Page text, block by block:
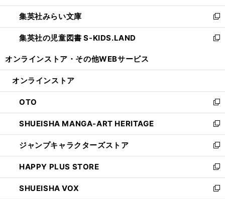
開
く
ウ
で
開
く
ン
ド
ウ
で
ウ
ィ
ン
ド
開
集英社みらい文庫
新
し
い
ン
ウ
で
開
く
集英社の児童図書 S-KIDS.LAND
新
ウ
ン
ド
ウ
で
開
く
オンラインストア・ その他WEBサービス
オンラインストア
OTO
新
し
い
ウ
ィ
ン
ド
ウ
で
SHUEISHA MANGA-ART HERITAGE
新
し
い
ウ
ィ
ン
ド
ジャンプキャラクターズストア
新
し
い
ウ
ィ
HAPPY PLUS STORE
新
し
い
SHUEISHA VOX
新